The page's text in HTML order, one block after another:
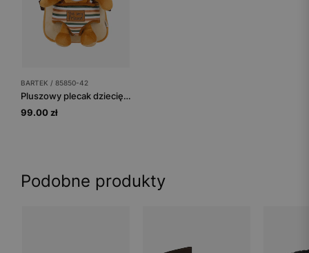
BARTEK / 85850-42
Pluszowy plecak dziecięcy 2w1 z maskotką lwa BARTEK 85850-42
99.00 zł
Podobne produkty